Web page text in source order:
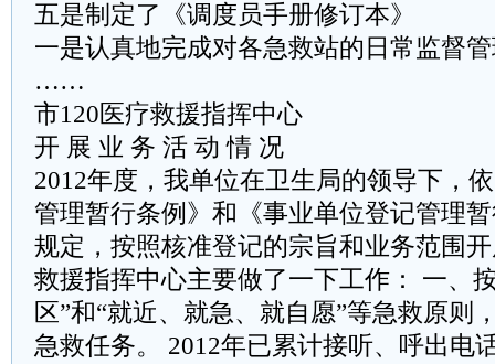
五是制定了《调度员手册修订本》
一是认真地完成对各急救站的日常监督
……
市120医疗救援指挥中心
开 展 业 务 活 动 情 况
2012年度，我单位在卫生局的领导下，
管理暂行条例》和《事业单位登记管理
规定，按照核准登记的宗旨和业务范围
救援指挥中心主要做了一下工作： 一、
区”和“就近、就急、就自愿”等急救原则
急救任务。 2012年已累计接听、呼出电